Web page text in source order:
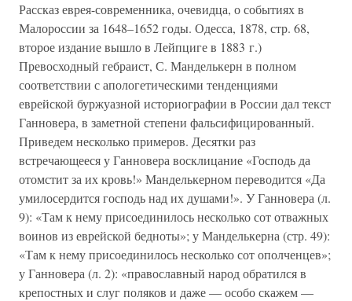
Рассказ еврея-современника, очевидца, о событиях в
Малороссии за 1648–1652 годы. Одесса, 1878, стр. 68,
второе издание вышло в Лейпциге в 1883 г.)
Превосходный гебраист, С. Манделькерн в полном
соответствии с апологетическими тенденциями
еврейской буржуазной историографии в России дал текст
Ганновера, в заметной степени фальсифицированный.
Приведем несколько примеров. Десятки раз
встречающееся у Ганновера восклицание «Господь да
отомстит за их кровь!» Манделькерном переводится «Да
умилосердится господь над их душами!». У Ганновера (л.
9): «Там к нему присоединилось несколько сот отважных
воинов из еврейской бедноты»; у Манделькерна (стр. 49):
«Там к нему присоединилось несколько сот ополченцев»;
у Ганновера (л. 2): «православный народ обратился в
крепостных и слуг поляков и даже — особо скажем —